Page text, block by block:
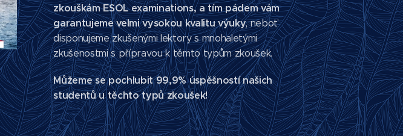
zkouškám ESOL examinations, a tím pádem vám
garantujeme velmi vysokou kvalitu výuky, neboť
disponujeme zkušenými lektory s mnohaletými
zkušenostmi s přípravou k těmto typům zkoušek.
Můžeme se pochlubit 99,9% úspěšností našich
studentů u těchto typů zkoušek!